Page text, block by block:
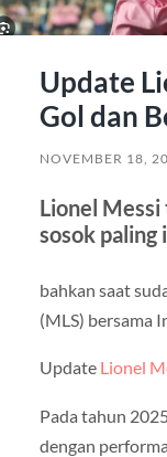
Update
Gol dan
NOVEMBER 18,
Lionel Messi
sosok paling
bahkan saat
(MLS) bersama
Update Lionel
Pada tahun
dengan